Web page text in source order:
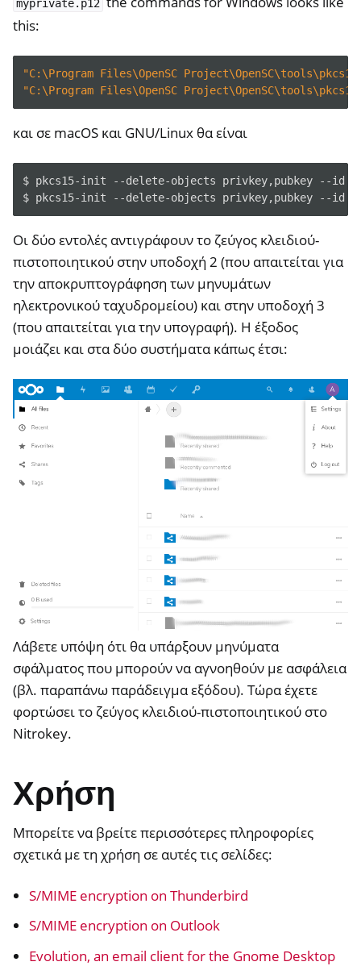
myprivate.p12
this:
"C:\Program Files\OpenSC
"C:\Program Files\OpenSC
και σε macOS και GNU/Linux θα είναι
$ pkcs15-init --delete-objects privkey,pubkey --id
$ pkcs15-init --delete-objects privkey,pubkey --id
Οι δύο εντολές αντιγράφουν το ζεύγος κλειδιού-
πιστοποιητικού στην υποδοχή 2 (που απαιτείται για
την αποκρυπτογράφηση των μηνυμάτων
ηλεκτρονικού ταχυδρομείου) και στην υποδοχή 3
(που απαιτείται για την υπογραφή). Η έξοδος
μοιάζει και στα δύο συστήματα κάπως έτσι:
Λάβετε υπόψη ότι θα υπάρξουν μηνύματα
σφάλματος που μπορούν να αγνοηθούν με ασφάλεια
(βλ. παραπάνω παράδειγμα εξόδου). Τώρα έχετε
φορτώσει το ζεύγος κλειδιού-πιστοποιητικού στο
Nitrokey.
Χρήση
Μπορείτε να βρείτε περισσότερες πληροφορίες
σχετικά με τη χρήση σε αυτές τις σελίδες:
S/MIME encryption on Thunderbird
S/MIME encryption on Outlook
Evolution, an email client for the Gnome Desktop